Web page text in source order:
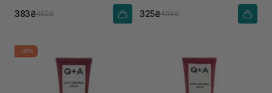
383₴450₴ 325₴464₴
-30%